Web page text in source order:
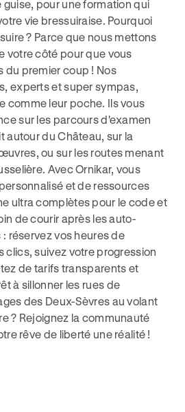
pour une formation qui
vie bressuiraise. Pourquoi
? Parce que nous mettons
votre côté pour que vous
du premier coup ! Nos
experts et super sympas,
comme leur poche. Ils vous
sur les parcours d'examen
autour du Château, sur la
ou sur les routes menant
Avec Ornikar, vous
et de ressources
ultra complètes pour le code et
de courir après les auto-
réservez vos heures de
clics, suivez votre progression
de tarifs transparents et
à sillonner les rues de
des Deux-Sèvres au volant
? Rejoignez la communauté
rêve de liberté une réalité !